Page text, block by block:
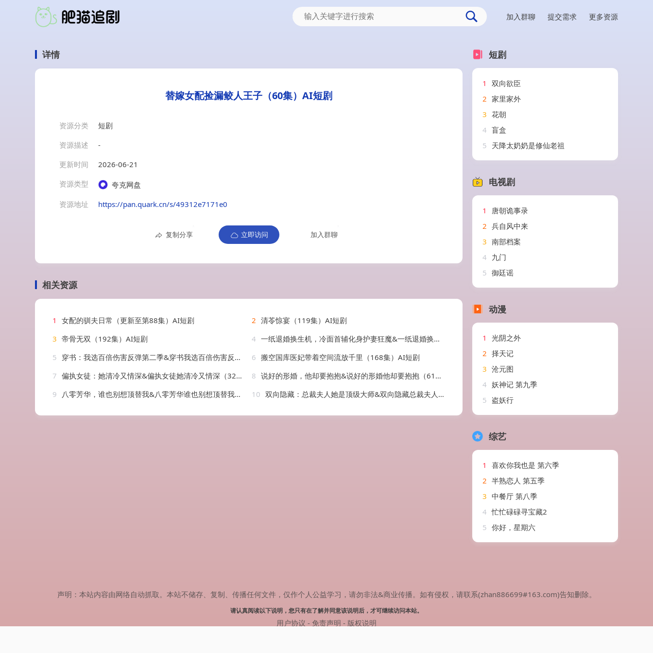
加入群聊 提交需求 更多资源
详情
替嫁女配捡漏鲛人王子（60集）AI短剧
资源分类
短剧
资源描述
-
更新时间
2026-06-21
资源类型
夸克网盘
资源地址
https://pan.quark.cn/s/49312e7171e0
复制分享 立即访问 加入群聊
相关资源
1 女配的驯夫日常（更新至第88集）AI短剧 2 清苓惊宴（119集）AI短剧
3 帝骨无双（192集）AI短剧 4 一纸退婚换生机，冷面首辅化身护妻狂魔&一纸退婚换生机冷面首辅化身护妻狂魔（50集）AI短剧
5 穿书：我选百倍伤害反弹第二季&穿书我选百倍伤害反弹第二季（21集）AI短剧 6 搬空国库医妃带着空间流放千里（168集）AI短剧
7 偏执女徒：她清冷又情深&偏执女徒她清冷又情深（32集）AI短剧 8 说好的形婚，他却要抱抱&说好的形婚他却要抱抱（61集）AI短剧
9
八零芳华，谁也别想顶替我&八零芳华谁也别想顶替我（85集）AI短剧 10 双向隐藏：总裁夫人她是顶级大师&双向隐藏总裁夫人她是顶级大师（78集）AI短剧
短剧
1
双向欲臣
2 家里家外
3 花朝
4 盲盒
5 天降太奶奶是修仙老祖
电视剧
1
唐朝诡事录
2 兵自风中来
3 南部档案
4 九门
5 御廷谣
动漫
1
光阴之外
2 择天记
3 沧元图
4 妖神记 第九季
5 盗妖行
综艺
1
喜欢你我也是 第六季
2 半熟恋人 第五季
3 中餐厅 第八季
4 忙忙碌碌寻宝藏2
5 你好，星期六
声明：本站内容由网络自动抓取。本站不储存、复制、传播任何文件，仅作个人公益学习，请勿非法&商业传播。如有侵权，请联系(zhan886699#163.com)告知删除。
请认真阅读以下说明，您只有在了解并同意该说明后，才可继续访问本站。
用户协议 - 免责声明 - 版权说明